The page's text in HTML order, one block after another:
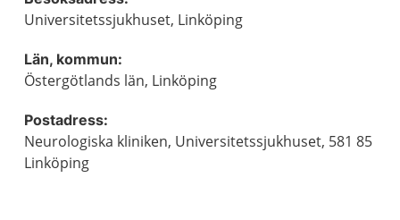
Universitetssjukhuset, Linköping
Län, kommun:
Östergötlands län, Linköping
Postadress:
Neurologiska kliniken, Universitetssjukhuset, 581 85
Linköping